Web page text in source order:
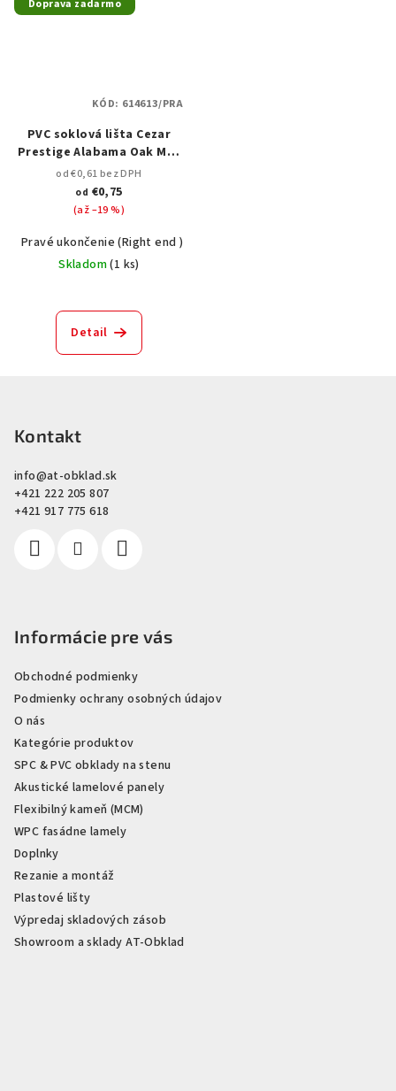
Doprava zadarmo
PVC soklová lišta Cezar
Prestige Alabama Oak Mat
M141 – 75 mm, 2,5 m
od €0,61 bez DPH
od €0,75
(až –19 %)
Pravé ukončenie (Right end )
Skladom(1 ks)
Detail
KÓD: 614613/PRA
Kontakt
info@at-obklad.sk
+421 222 205 807
+421 917 775 618
Informácie pre vás
Obchodné podmienky
Podmienky ochrany osobných údajov
O nás
Kategórie produktov
SPC & PVC obklady na stenu
Akustické lamelové panely
Flexibilný kameň (MCM)
WPC fasádne lamely
Doplnky
Rezanie a montáž
Plastové lišty
Výpredaj skladových zásob
Showroom a sklady AT-Obklad